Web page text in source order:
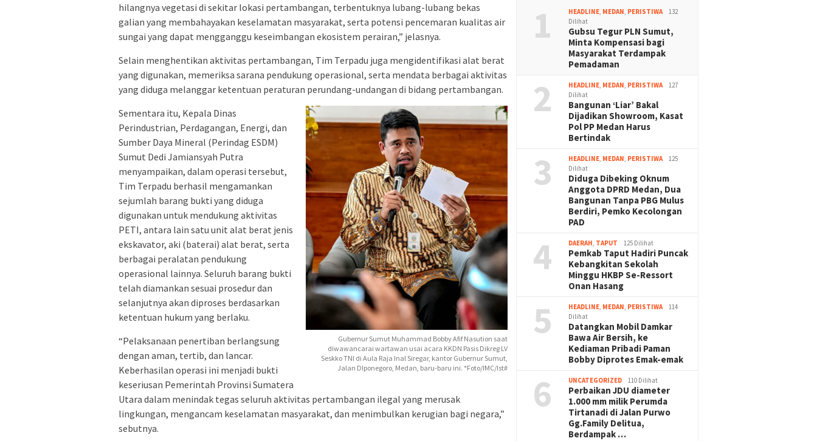
hilangnya vegetasi di sekitar lokasi pertambangan, terbentuknya lubang-lubang bekas
galian yang membahayakan keselamatan masyarakat, serta potensi pencemaran kualitas air
sungai yang dapat mengganggu keseimbangan ekosistem perairan,” jelasnya.
Selain menghentikan aktivitas pertambangan, Tim Terpadu juga mengidentifikasi alat berat
yang digunakan, memeriksa sarana pendukung operasional, serta mendata berbagai aktivitas
yang diduga melanggar ketentuan peraturan perundang-undangan di bidang pertambangan.
Gubernur Sumut Muhammad Bobby Afif Nasution saat
diwawancarai wartawan usai acara KKDN Pasis Dikreg LV
Seskko TNI di Aula Raja Inal Siregar, kantor Gubernur Sumut,
Jalan DIponegoro, Medan, baru-baru ini. *Foto/IMC/Ist#
Sementara itu, Kepala Dinas
Perindustrian, Perdagangan, Energi, dan
Sumber Daya Mineral (Perindag ESDM)
Sumut Dedi Jamiansyah Putra
menyampaikan, dalam operasi tersebut,
Tim Terpadu berhasil mengamankan
sejumlah barang bukti yang diduga
digunakan untuk mendukung aktivitas
PETI, antara lain satu unit alat berat jenis
ekskavator, aki (baterai) alat berat, serta
berbagai peralatan pendukung
operasional lainnya. Seluruh barang bukti
telah diamankan sesuai prosedur dan
selanjutnya akan diproses berdasarkan
ketentuan hukum yang berlaku.
“Pelaksanaan penertiban berlangsung
dengan aman, tertib, dan lancar.
Keberhasilan operasi ini menjadi bukti
keseriusan Pemerintah Provinsi Sumatera
Utara dalam menindak tegas seluruh aktivitas pertambangan ilegal yang merusak
lingkungan, mengancam keselamatan masyarakat, dan menimbulkan kerugian bagi negara,”
sebutnya.
1 HEADLINE, MEDAN, PERISTIWA
132
Dilihat
Gubsu Tegur PLN Sumut,
Minta Kompensasi bagi
Masyarakat Terdampak
Pemadaman
2 HEADLINE, MEDAN, PERISTIWA
127
Dilihat
Bangunan ‘Liar’ Bakal
Dijadikan Showroom, Kasat
Pol PP Medan Harus
Bertindak
3 HEADLINE, MEDAN, PERISTIWA
125
Dilihat
Diduga Dibeking Oknum
Anggota DPRD Medan, Dua
Bangunan Tanpa PBG Mulus
Berdiri, Pemko Kecolongan
PAD
4 DAERAH, TAPUT 125 Dilihat
Pemkab Taput Hadiri Puncak
Kebangkitan Sekolah
Minggu HKBP Se-Ressort
Onan Hasang
5 HEADLINE, MEDAN, PERISTIWA
114
Dilihat
Datangkan Mobil Damkar
Bawa Air Bersih, ke
Kediaman Pribadi Paman
Bobby Diprotes Emak-emak
6 UNCATEGORIZED 110 Dilihat
Perbaikan JDU diameter
1.000 mm milik Perumda
Tirtanadi di Jalan Purwo
Gg.Family Delitua,
Berdampak …